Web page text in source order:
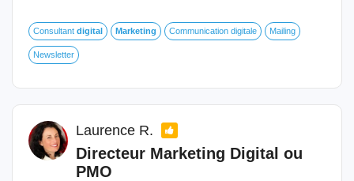
Consultant digital Marketing Communication digitale Mailing
Newsletter
Laurence R.
Directeur Marketing Digital ou
PMO